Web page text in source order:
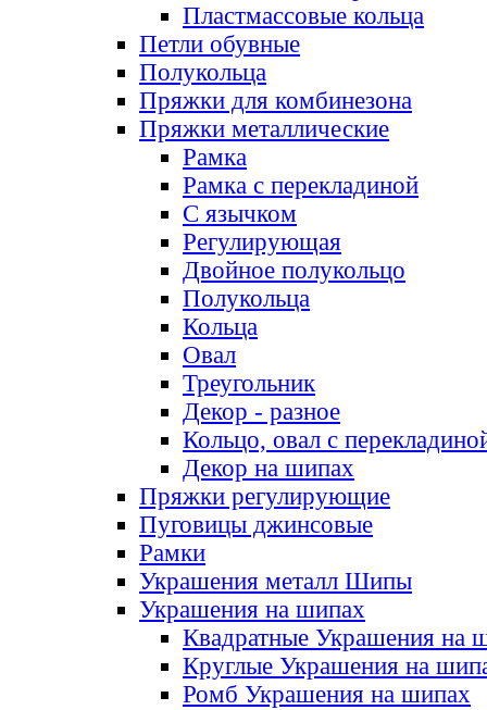
Пластмассовые кольца
Петли обувные
Полукольца
Пряжки для комбинезона
Пряжки металлические
Рамка
Рамка с перекладиной
С язычком
Регулирующая
Двойное полукольцо
Полукольца
Кольца
Овал
Треугольник
Декор - разное
Кольцо, овал с
Декор на шипах
Пряжки регулирующие
Пуговицы джинсовые
Рамки
Украшения металл Шипы
Украшения на шипах
Квадратные Украшения на
Круглые Украшения на
Ромб Украшения на шипах